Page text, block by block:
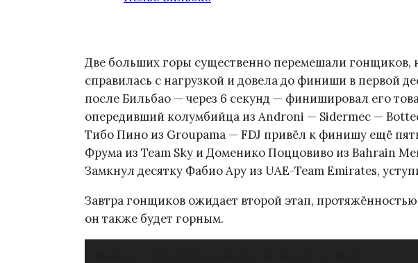
Две больших горы существенно перемешали гонщиков,
справилась с нагрузкой и довела до финиши в первой
после Бильбао — через 6 секунд — финишировал его
опередивший колумбийца из Androni — Sidermec —
Тибо Пино из Groupama — FDJ привёл к финишу ещё
Фрума из Team Sky и Доменико Поццовиво из Bahrain
Замкнул десятку Фабио Ару из UAE-Team Emirates,
Завтра гонщиков ожидает второй этап,
он также будет горным.